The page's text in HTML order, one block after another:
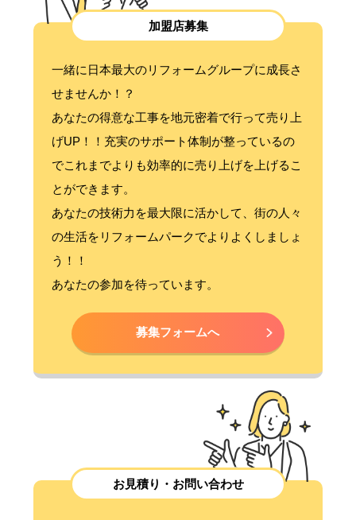
加盟店募集
一緒に日本最大のリフォームグループに成長さ
せませんか！？
あなたの得意な工事を地元密着で行って売り上
げUP！！充実のサポート体制が整っているの
でこれまでよりも効率的に売り上げを上げるこ
とができます。
あなたの技術力を最大限に活かして、街の人々
の生活をリフォームパークでよりよくしましょ
う！！
あなたの参加を待っています。
募集フォームへ
お見積り・お問い合わせ